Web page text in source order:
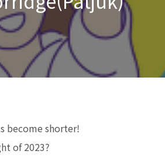
become shorter!
of 2023?